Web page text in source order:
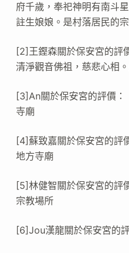
府千歲，奉祀神明有南斗
註生娘娘。是村落居民的
[2]王鏗森關於保安宮的評
清淨觀音佛祖，慈悲心相
[3]An關於保安宮的評價：
寺廟
[4]蘇致嘉關於保安宮的評
地方寺廟
[5]林健智關於保安宮的評
宗教場所
[6]Jou漢龍關於保安宮的評